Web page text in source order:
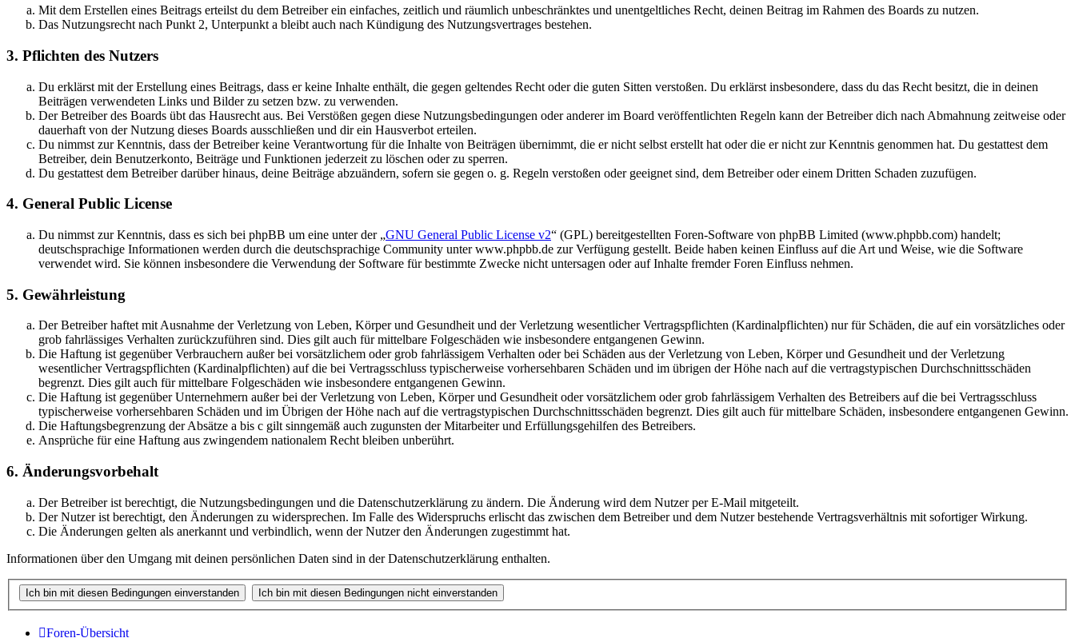
Mit dem Erstellen eines Beitrags erteilst du dem Betreiber ein einfaches, zeitlich und räumlich unbeschränktes und unentgeltliches Recht, deinen Beitrag im Rahmen des Boards zu nutzen.
Das Nutzungsrecht nach Punkt 2, Unterpunkt a bleibt auch nach Kündigung des Nutzungsvertrages bestehen.
3. Pflichten des Nutzers
Du erklärst mit der Erstellung eines Beitrags, dass er keine Inhalte enthält, die gegen geltendes Recht oder die guten Sitten verstoßen. Du erklärst insbesondere, dass du das Recht besitzt, die in deinen
Beiträgen verwendeten Links und Bilder zu setzen bzw. zu verwenden.
Der Betreiber des Boards übt das Hausrecht aus. Bei Verstößen gegen diese Nutzungsbedingungen oder anderer im Board veröffentlichten Regeln kann der Betreiber dich nach Abmahnung zeitweise oder
dauerhaft von der Nutzung dieses Boards ausschließen und dir ein Hausverbot erteilen.
Du nimmst zur Kenntnis, dass der Betreiber keine Verantwortung für die Inhalte von Beiträgen übernimmt, die er nicht selbst erstellt hat oder die er nicht zur Kenntnis genommen hat. Du gestattest dem
Betreiber, dein Benutzerkonto, Beiträge und Funktionen jederzeit zu löschen oder zu sperren.
Du gestattest dem Betreiber darüber hinaus, deine Beiträge abzuändern, sofern sie gegen o. g. Regeln verstoßen oder geeignet sind, dem Betreiber oder einem Dritten Schaden zuzufügen.
4. General Public License
Du nimmst zur Kenntnis, dass es sich bei phpBB um eine unter der „GNU General Public License v2“ (GPL) bereitgestellten Foren-Software von phpBB Limited (www.phpbb.com) handelt;
deutschsprachige Informationen werden durch die deutschsprachige Community unter www.phpbb.de zur Verfügung gestellt. Beide haben keinen Einfluss auf die Art und Weise, wie die Software
verwendet wird. Sie können insbesondere die Verwendung der Software für bestimmte Zwecke nicht untersagen oder auf Inhalte fremder Foren Einfluss nehmen.
5. Gewährleistung
Der Betreiber haftet mit Ausnahme der Verletzung von Leben, Körper und Gesundheit und der Verletzung wesentlicher Vertragspflichten (Kardinalpflichten) nur für Schäden, die auf ein vorsätzliches oder
grob fahrlässiges Verhalten zurückzuführen sind. Dies gilt auch für mittelbare Folgeschäden wie insbesondere entgangenen Gewinn.
Die Haftung ist gegenüber Verbrauchern außer bei vorsätzlichem oder grob fahrlässigem Verhalten oder bei Schäden aus der Verletzung von Leben, Körper und Gesundheit und der Verletzung
wesentlicher Vertragspflichten (Kardinalpflichten) auf die bei Vertragsschluss typischerweise vorhersehbaren Schäden und im übrigen der Höhe nach auf die vertragstypischen Durchschnittsschäden
begrenzt. Dies gilt auch für mittelbare Folgeschäden wie insbesondere entgangenen Gewinn.
Die Haftung ist gegenüber Unternehmern außer bei der Verletzung von Leben, Körper und Gesundheit oder vorsätzlichem oder grob fahrlässigem Verhalten des Betreibers auf die bei Vertragsschluss
typischerweise vorhersehbaren Schäden und im Übrigen der Höhe nach auf die vertragstypischen Durchschnittsschäden begrenzt. Dies gilt auch für mittelbare Schäden, insbesondere entgangenen Gewinn.
Die Haftungsbegrenzung der Absätze a bis c gilt sinngemäß auch zugunsten der Mitarbeiter und Erfüllungsgehilfen des Betreibers.
Ansprüche für eine Haftung aus zwingendem nationalem Recht bleiben unberührt.
6. Änderungsvorbehalt
Der Betreiber ist berechtigt, die Nutzungsbedingungen und die Datenschutzerklärung zu ändern. Die Änderung wird dem Nutzer per E-Mail mitgeteilt.
Der Nutzer ist berechtigt, den Änderungen zu widersprechen. Im Falle des Widerspruchs erlischt das zwischen dem Betreiber und dem Nutzer bestehende Vertragsverhältnis mit sofortiger Wirkung.
Die Änderungen gelten als anerkannt und verbindlich, wenn der Nutzer den Änderungen zugestimmt hat.
Informationen über den Umgang mit deinen persönlichen Daten sind in der Datenschutzerklärung enthalten.
Foren-Übersicht